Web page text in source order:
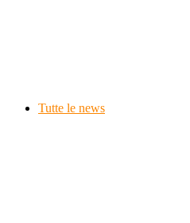
Tutte le news